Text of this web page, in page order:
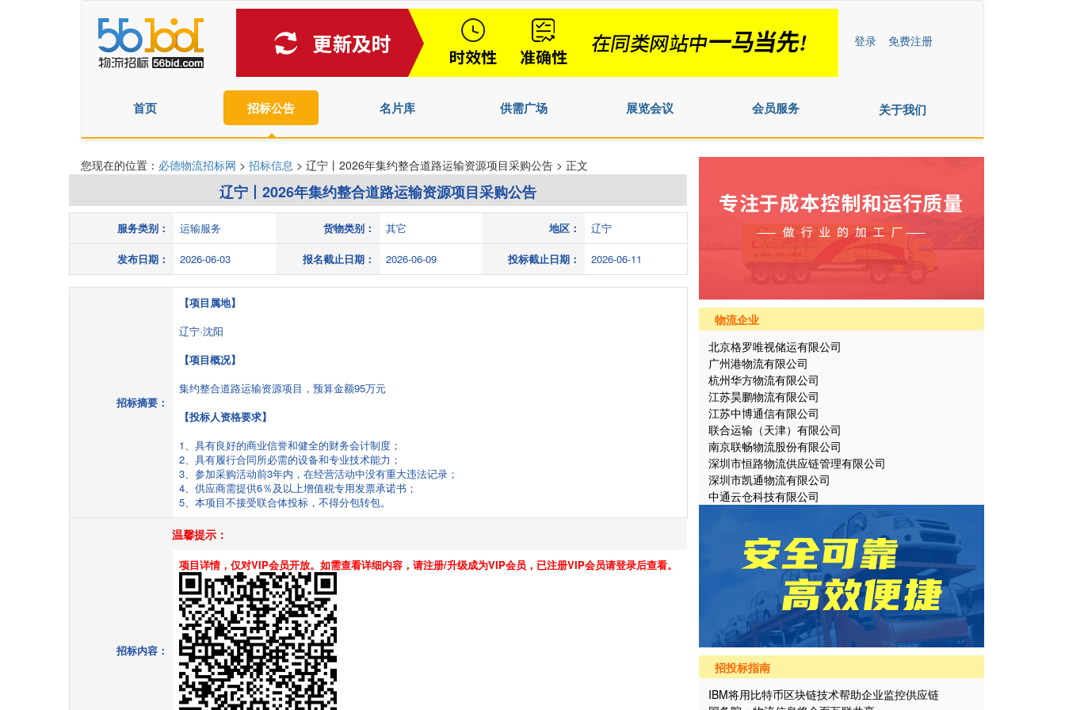
登录 免费注册
首页 招标公告 名片库 供需广场 展览会议 会员服务 关于我们
您现在的位置： 必德物流招标网 > 招标信息 > 辽宁丨2026年集约整合道路运输资源项目采购公告 > 正文
辽宁丨2026年集约整合道路运输资源项目采购公告
服务类别： 运输服务 货物类别： 其它 地区： 辽宁
发布日期： 2026-06-03 报名截止日期： 2026-06-09 投标截止日期： 2026-06-11
招标摘要：
【项目属地】
辽宁·沈阳
【项目概况】
集约整合道路运输资源项目，预算金额95万元
【投标人资格要求】
1、具有良好的商业信誉和健全的财务会计制度；
2、具有履行合同所必需的设备和专业技术能力；
3、参加采购活动前3年内，在经营活动中没有重大违法记录；
4、供应商需提供6％及以上增值税专用发票承诺书；
5、本项目不接受联合体投标，不得分包转包。
招标内容：
温馨提示：
项目详情，仅对VIP会员开放。如需查看详细内容，请注册/升级成为VIP会员，已注册VIP会员请登录后查看。
物流企业
北京格罗唯视储运有限公司
广州港物流有限公司
杭州华方物流有限公司
江苏昊鹏物流有限公司
江苏中博通信有限公司
联合运输（天津）有限公司
南京联畅物流股份有限公司
深圳市恒路物流供应链管理有限公司
深圳市凯通物流有限公司
中通云仓科技有限公司
招投标指南
IBM将用比特币区块链技术帮助企业监控供应链